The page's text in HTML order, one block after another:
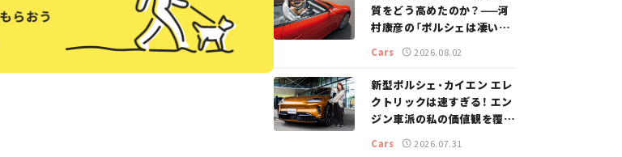
質をどう高めたのか？——河
村康彦の「ポルシェは凄い！」
Cars 2026.08.02
新型ポルシェ・カイエン エレ
クトリックは速すぎる！ エン
ジン車派の私の価値観を覆し
た、新しいポルシェの走り。
Cars 2026.07.31